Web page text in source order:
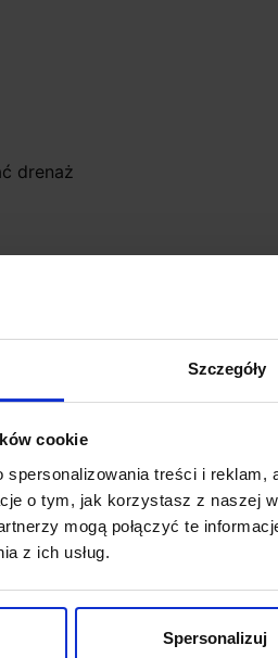
Szczegóły
cookie
treści i reklam,
o tym, jak korzystasz z naszej
mogą połączyć te
z ich usług.
Spersonalizuj
drenaż